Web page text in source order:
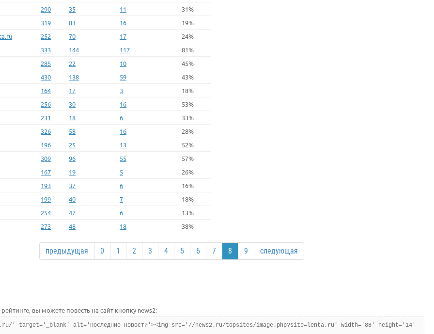
290
35 11
31%
319
83 16
19%
252 70 17
24%
333
144 117
81%
285
22 10
45%
430
138 59
43%
164
17 3
18%
256
30 16
53%
231
18 6
33%
326
58 16
28%
196
25 13
52%
309
96 55
57%
167
19 5
26%
193
37 6
16%
199
40 7
18%
254
47 6
13%
273
48 18 38%
предыдущая 0 1 2 3 4 5 6 7 8 9 следующая
вы можете повесть на сайт кнопку news2:
' target='_blank' alt='Последние новости'><img src='//news2.ru/topsites/image.php?site=lenta.ru' width='88' height='14'